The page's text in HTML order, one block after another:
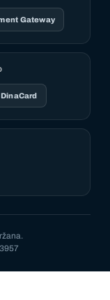
Gateway
DinaCard